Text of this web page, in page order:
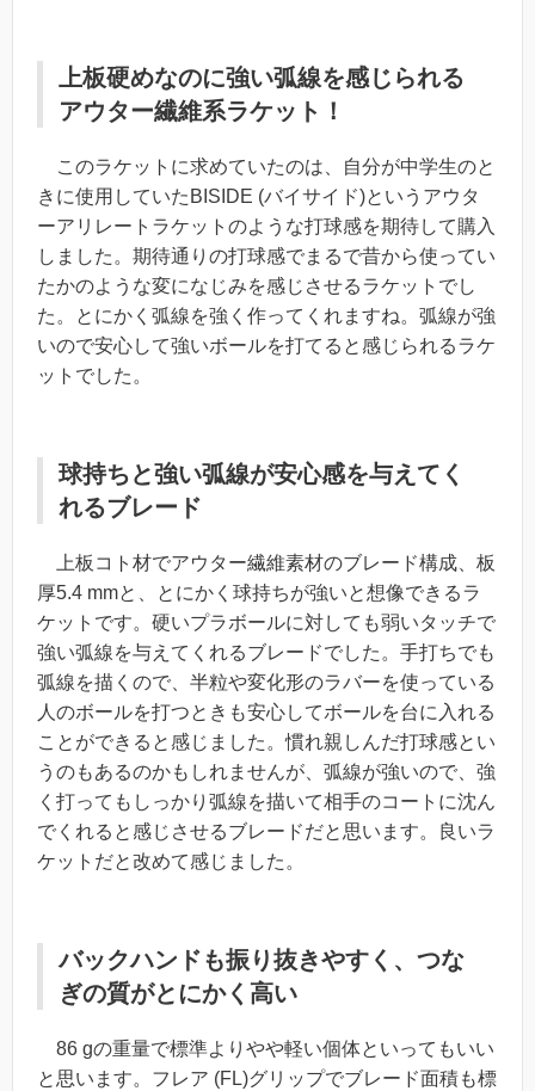
上板硬めなのに強い弧線を感じられる
アウター繊維系ラケット！
このラケットに求めていたのは、自分が中学生のと
きに使用していたBISIDE (バイサイド)というアウタ
ーアリレートラケットのような打球感を期待して購入
しました。期待通りの打球感でまるで昔から使ってい
たかのような変になじみを感じさせるラケットでし
た。とにかく弧線を強く作ってくれますね。弧線が強
いので安心して強いボールを打てると感じられるラケ
ットでした。
球持ちと強い弧線が安心感を与えてく
れるブレード
上板コト材でアウター繊維素材のブレード構成、板
厚5.4 mmと、とにかく球持ちが強いと想像できるラ
ケットです。硬いプラボールに対しても弱いタッチで
強い弧線を与えてくれるブレードでした。手打ちでも
弧線を描くので、半粒や変化形のラバーを使っている
人のボールを打つときも安心してボールを台に入れる
ことができると感じました。慣れ親しんだ打球感とい
うのもあるのかもしれませんが、弧線が強いので、強
く打ってもしっかり弧線を描いて相手のコートに沈ん
でくれると感じさせるブレードだと思います。良いラ
ケットだと改めて感じました。
バックハンドも振り抜きやすく、つな
ぎの質がとにかく高い
86 gの重量で標準よりやや軽い個体といってもいい
と思います。フレア (FL)グリップでブレード面積も標